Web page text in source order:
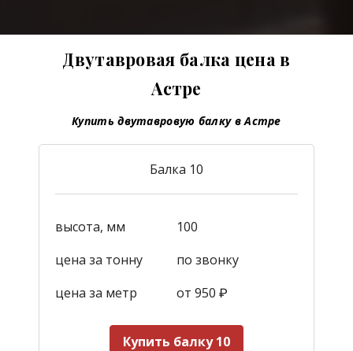
Двутавровая балка цена в
Астре
Купить двутавровую балку в Астре
Балка 10
высота, мм
100
цена за тонну
по звонку
цена за метр
от 950 ₽
Купить балку 10